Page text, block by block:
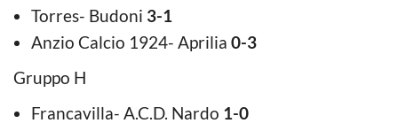
Torres- Budoni 3-1
Anzio Calcio 1924- Aprilia 0-3
Gruppo H
Francavilla- A.C.D. Nardo 1-0